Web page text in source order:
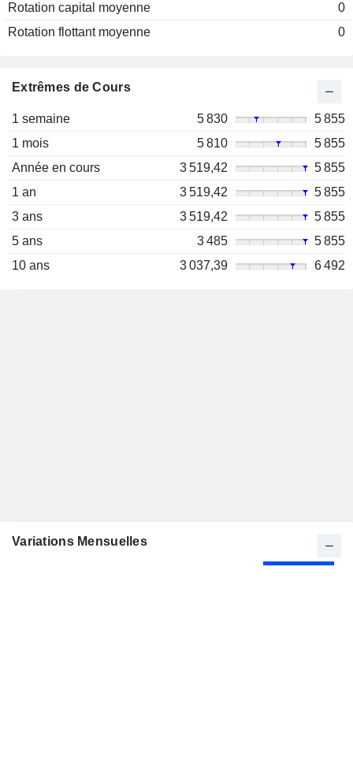
Rotation capital moyenne
0
Rotation flottant moyenne
0
Extrêmes de Cours
1 semaine 5 830
5 855
1 mois
5 810
5 855
Année en cours
3 519,42
5 855
1 an
3 519,42
5 855
3 ans
3 519,42
5 855
5 ans
3 485
5 855
10 ans
3 037,39 6 492
Variations Mensuelles